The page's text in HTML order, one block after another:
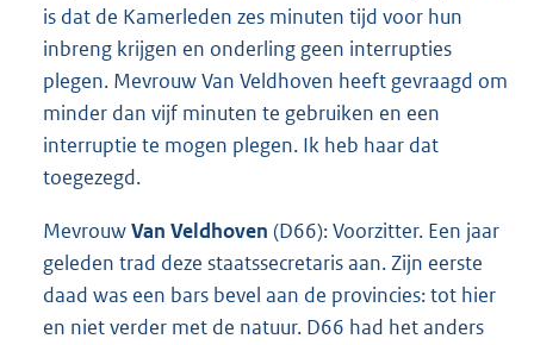
is dat de Kamerleden zes minuten tijd voor hun
inbreng krijgen en onderling geen interrupties
plegen. Mevrouw Van Veldhoven heeft gevraagd om
minder dan vijf minuten te gebruiken en een
interruptie te mogen plegen. Ik heb haar dat
toegezegd.
MevrouwVan Veldhoven (D66): Voorzitter. Een jaar
geleden trad deze staatssecretaris aan. Zijn eerste
daad was een bars bevel aan de provincies: tot hier
en niet verder met de natuur. D66 had het anders